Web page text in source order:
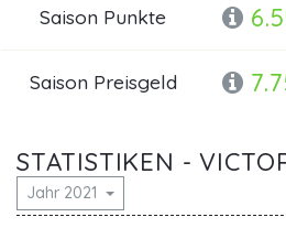
Saison Punkte
Saison Preisgeld
STATISTIKEN -
Jahr 2021